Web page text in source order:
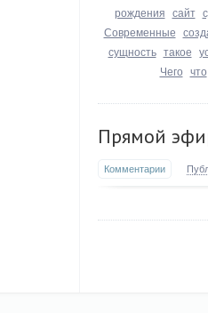
рождения сайт
Современные
сущность такое
Чего что
Прямой
Комментарии